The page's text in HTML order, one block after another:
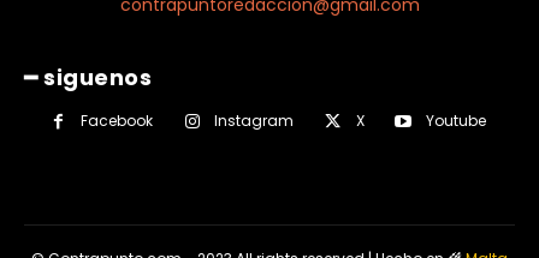
━ siguenos
Facebook Instagram X Youtube